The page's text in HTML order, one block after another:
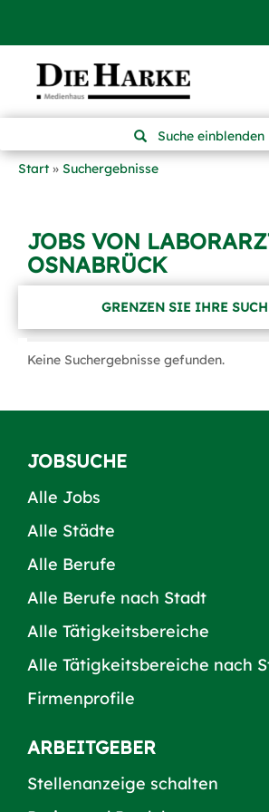
Suche einblenden
Start
Suchergebnisse
JOBS VON
OSNABRÜCK
GRENZEN SIE IHRE
Keine Suchergebnisse gefunden.
JOBSUCHE
Alle Jobs
Alle Städte
Alle Berufe
Alle Berufe nach Stadt
Alle Tätigkeitsbereiche
Alle Tätigkeitsbereiche nach
Firmenprofile
ARBEITGEBER
Stellenanzeige schalten